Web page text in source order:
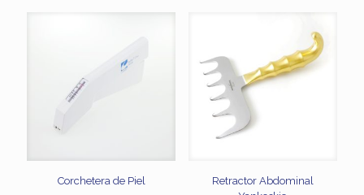
Corchetera de Piel
Retractor Abdominal